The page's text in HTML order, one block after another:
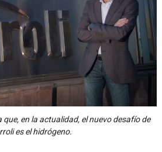
en la actualidad, el nuevo desafío de
es el hidrógeno.